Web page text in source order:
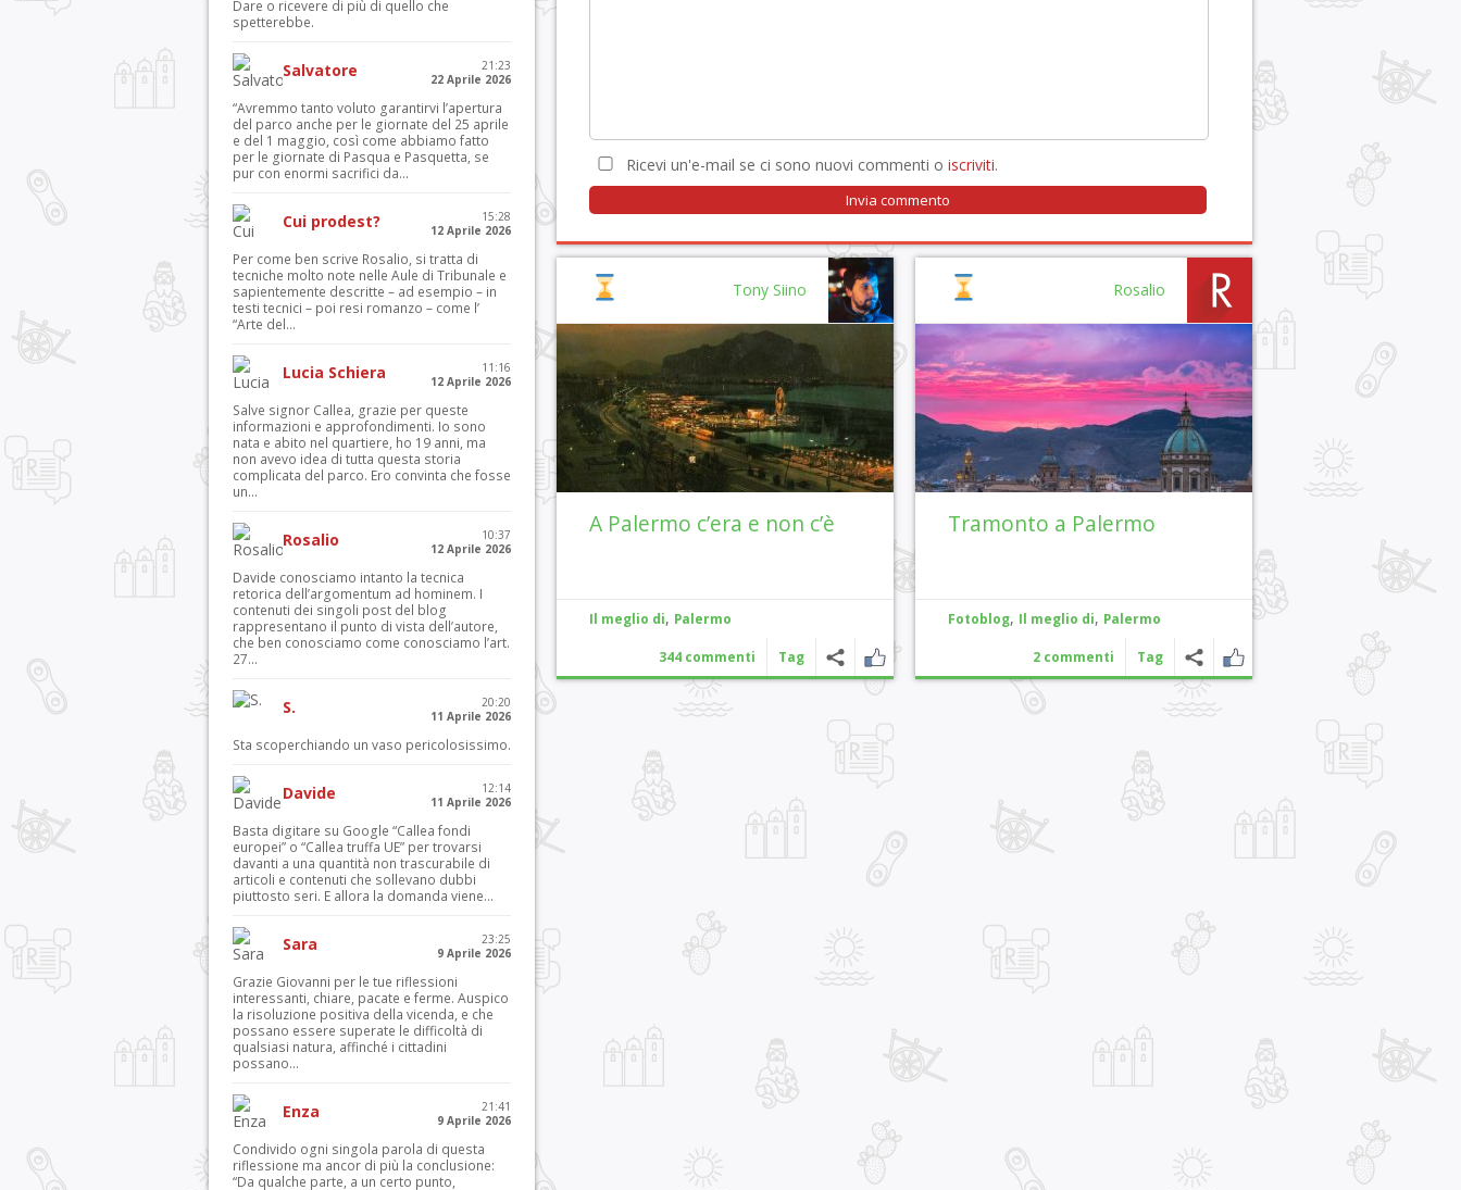
Ricevi un'e-mail se ci sono nuovi commenti o iscriviti.
Rosalio
Tramonto a Palermo
Fotoblog, Il meglio di, Palermo
2 commenti Tag
Tony Siino
A Palermo c’era e non c’è
Il meglio di, Palermo
344 commenti Tag
Dare o ricevere di più di quello che
spetterebbe.
Salvatore
21:23
22 Aprile 2026
“Avremmo tanto voluto garantirvi l’apertura
del parco anche per le giornate del 25 aprile
e del 1 maggio, così come abbiamo fatto
per le giornate di Pasqua e Pasquetta, se
pur con enormi sacrifici da...
Cui prodest?
15:28
12 Aprile 2026
Per come ben scrive Rosalio, si tratta di
tecniche molto note nelle Aule di Tribunale e
sapientemente descritte – ad esempio – in
testi tecnici – poi resi romanzo – come l’
“Arte del...
Lucia Schiera
11:16
12 Aprile 2026
Salve signor Callea, grazie per queste
informazioni e approfondimenti. Io sono
nata e abito nel quartiere, ho 19 anni, ma
non avevo idea di tutta questa storia
complicata del parco. Ero convinta che fosse
un...
Rosalio
10:37
12 Aprile 2026
Davide conosciamo intanto la tecnica
retorica dell’argomentum ad hominem. I
contenuti dei singoli post del blog
rappresentano il punto di vista dell’autore,
che ben conosciamo come conosciamo l’art.
27...
S.
20:20
11 Aprile 2026
Sta scoperchiando un vaso pericolosissimo.
Davide
12:14
11 Aprile 2026
Basta digitare su Google “Callea fondi
europei” o “Callea truffa UE” per trovarsi
davanti a una quantità non trascurabile di
articoli e contenuti che sollevano dubbi
piuttosto seri. E allora la domanda viene...
Sara
23:25
9 Aprile 2026
Grazie Giovanni per le tue riflessioni
interessanti, chiare, pacate e ferme. Auspico
la risoluzione positiva della vicenda, e che
possano essere superate le difficoltà di
qualsiasi natura, affinché i cittadini
possano...
Enza
21:41
9 Aprile 2026
Condivido ogni singola parola di questa
riflessione ma ancor di più la conclusione:
“Da qualche parte, a un certo punto,